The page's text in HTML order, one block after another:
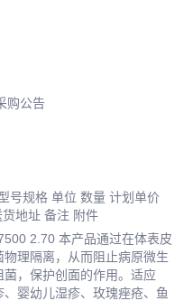
购公告
号规格 单位 数量 计划单价
地址 备注 附件
2.70 本产品通过在体表皮
理隔离，从而阻止病原微生
，保护创面的作用。适应
婴幼儿湿疹、玫瑰痤疮、鱼